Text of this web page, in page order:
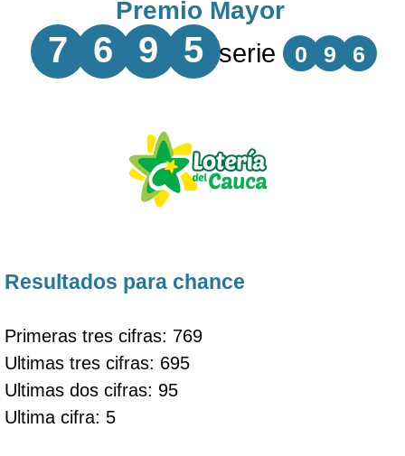
Premio Mayor
7 6 9 5 serie 0 9 6
Resultados para chance
Primeras tres cifras: 769
Ultimas tres cifras: 695
Ultimas dos cifras: 95
Ultima cifra: 5